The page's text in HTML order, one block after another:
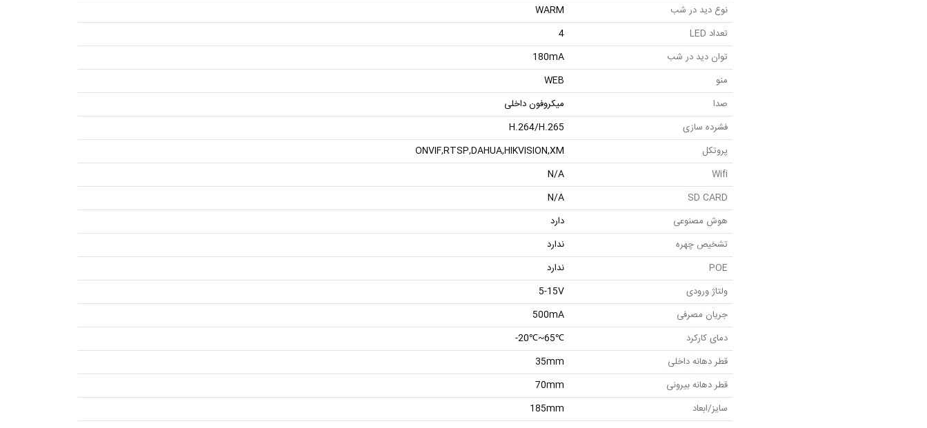
نوع دید در شب
WARM
تعداد LED
4
توان دید در شب
180mA
منو
WEB
صدا
میکروفون داخلی
فشرده سازی
H.264/H.265
پروتکل
ONVIF,RTSP,DAHUA,HIKVISION,XM
Wifi
N/A
SD CARD
N/A
هوش مصنوعی
دارد
تشخیص چهره
ندارد
POE
ندارد
ولتاژ ورودی
5-15V
جریان مصرفی
500mA
دمای کارکرد
℃65~℃20-
قطر دهانه داخلی
35mm
قطر دهانه بیرونی
70mm
سایز/ابعاد
185mm